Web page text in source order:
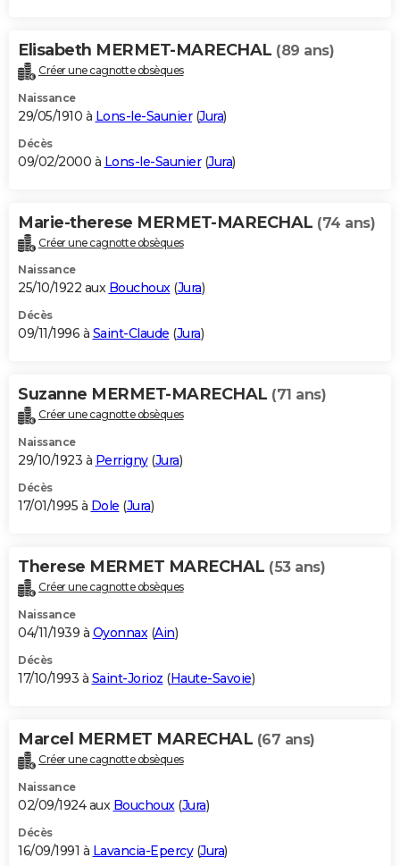
Elisabeth MERMET-MARECHAL (89 ans)
Créer une cagnotte obsèques
Naissance
29/05/1910 à Lons-le-Saunier(Jura)
Décès
09/02/2000 à Lons-le-Saunier(Jura)
Marie-therese MERMET-MARECHAL (74 ans)
Créer une cagnotte obsèques
Naissance
25/10/1922 aux Bouchoux(Jura)
Décès
09/11/1996 à Saint-Claude (Jura)
Suzanne MERMET-MARECHAL (71 ans)
Créer une cagnotte obsèques
Naissance
29/10/1923 à Perrigny(Jura)
Décès
17/01/1995 à Dole (Jura)
Therese MERMET MARECHAL (53 ans)
Créer une cagnotte obsèques
Naissance
04/11/1939 à Oyonnax(Ain)
Décès
17/10/1993 à Saint-Jorioz (Haute-Savoie)
Marcel MERMET MARECHAL (67 ans)
Créer une cagnotte obsèques
Naissance
02/09/1924 aux Bouchoux(Jura)
Décès
16/09/1991 à Lavancia-Epercy(Jura)